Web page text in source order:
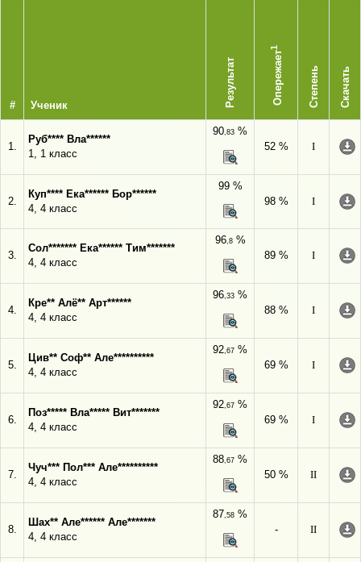
# Ученик Результат Опережает
1
Степень Скачать
1.
Руб**** Вла******
1, 1 класс
90,83 %
52 %
I
2.
Куп**** Ека****** Бор******
4, 4 класс
99 %
98 %
I
3.
Сол******* Ека****** Тим*******
4, 4 класс
96,8%
89 %
I
4.
Кре** Алё** Арт******
4, 4 класс
96,33 %
88 %
I
5.
Цив** Соф** Але**********
4, 4 класс
92,67 %
69 %
I
6.
Поз***** Вла***** Вит*******
4, 4 класс
92,67 %
69 %
I
7.
Чуч*** Пол*** Але**********
4, 4 класс
88,67 %
50 %
II
8.
Шах** Але****** Але*******
4, 4 класс
87,58 %
-
II